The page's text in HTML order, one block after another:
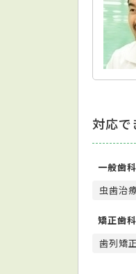
対応で
一般歯科
虫歯治
矯正歯科
歯列矯正